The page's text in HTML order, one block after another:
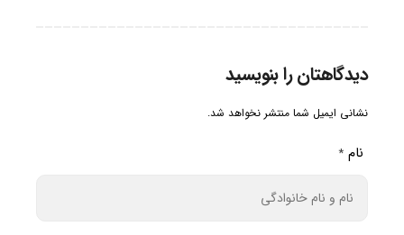
دیدگاهتان را بنویسید
نشانی ایمیل شما منتشر نخواهد شد.
نام *